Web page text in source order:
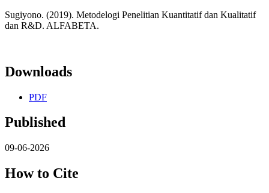
Sugiyono. (2019). Metodelogi Penelitian Kuantitatif dan Kualitatif
dan R&D. ALFABETA.
Downloads
PDF
Published
09-06-2026
How to Cite